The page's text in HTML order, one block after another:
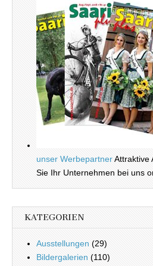
unser WerbepartnerAttraktive
Sie Ihr Unternehmen bei uns
KATEGORIEN
Ausstellungen (29)
Bildergalerien (110)